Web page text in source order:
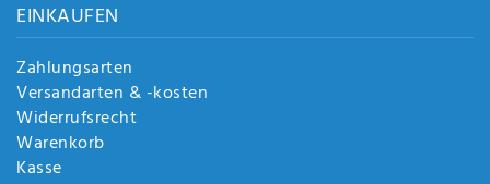
EINKAUFEN
Zahlungsarten
Versandarten & -kosten
Widerrufsrecht
Warenkorb
Kasse